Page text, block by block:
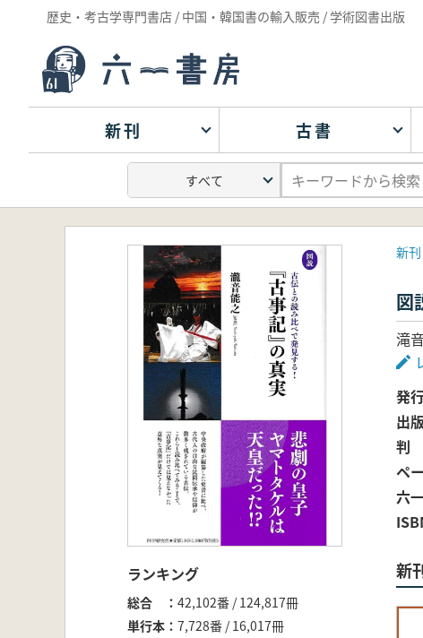
歴史・考古学専門書店 / 中国・韓国書の輸入販売 / 学術図書出版
新刊 古書
ランキング
総合
42,102番 / 124,817冊
単行本
7,728番 / 16,017冊
新刊
図
滝
発
出
判
ペ
六
新